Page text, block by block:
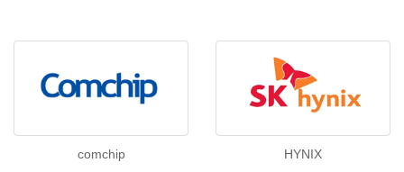
comchip HYNIX